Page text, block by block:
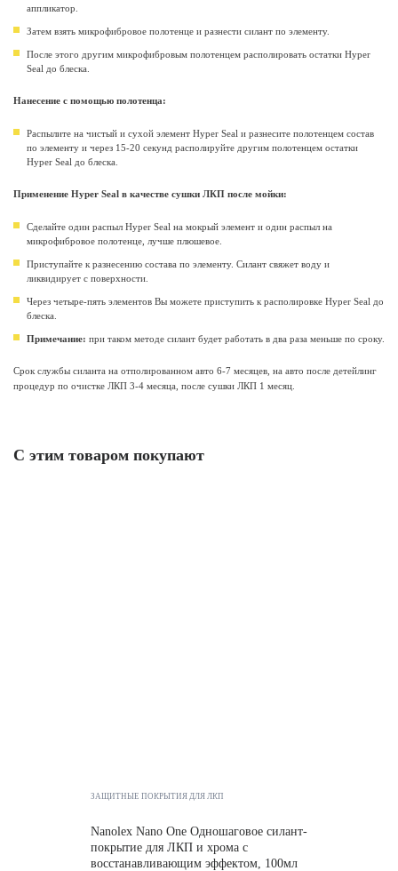
аппликатор.
Затем взять микрофибровое полотенце и разнести силант по элементу.
После этого другим микрофибровым полотенцем располировать остатки Hyper
Seal до блеска.
Нанесение с помощью полотенца:
Распылите на чистый и сухой элемент Hyper Seal и разнесите полотенцем состав
по элементу и через 15-20 секунд располируйте другим полотенцем остатки
Hyper Seal до блеска.
Применение Hyper Seal в качестве сушки ЛКП после мойки:
Сделайте один распыл Hyper Seal на мокрый элемент и один распыл на
микрофибровое полотенце, лучше плюшевое.
Приступайте к разнесению состава по элементу. Силант свяжет воду и
ликвидирует с поверхности.
Через четыре-пять элементов Вы можете приступить к располировке Hyper Seal до
блеска.
Примечание: при таком методе силант будет работать в два раза меньше по сроку.
Срок службы силанта на отполированном авто 6-7 месяцев, на авто после детейлинг
процедур по очистке ЛКП 3-4 месяца, после сушки ЛКП 1 месяц.
С этим товаром покупают
ЗАЩИТНЫЕ ПОКРЫТИЯ ДЛЯ ЛКП
Nanolex Nano One Одношаговое силант-
покрытие для ЛКП и хрома с
восстанавливающим эффектом, 100мл